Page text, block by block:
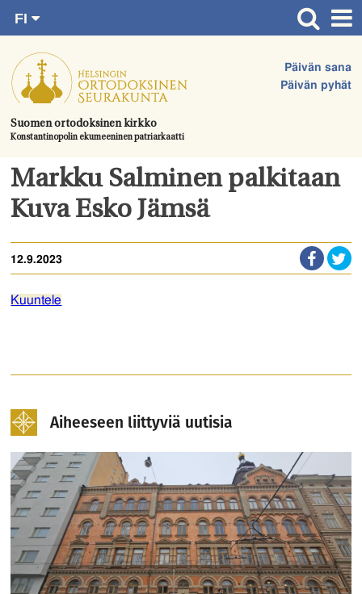
suoraan
sisältöön.
Suomen ortodoksinen kirkko
Konstantinopolin ekumeeninen patriarkaatti
Päivän sana
Päivän pyhät
FI
SV
EN
UA
Etusivu
Ajankohtaista
Juhlat & toimitukset
Kirkot
Apua & tukea
Hautausmaa
Yhteystiedot
Markku Salminen palkitaan
Kuva Esko Jämsä
12.9.2023
Kuuntele
Aiheeseen liittyviä uutisia